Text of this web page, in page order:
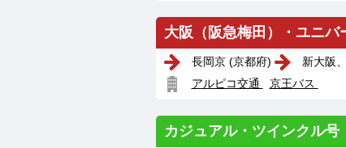
大阪（阪急梅田）・ユニ
長岡京 (京都府)
新大阪
アルピコ交通
京王バス
カジュアル・ツインクル号